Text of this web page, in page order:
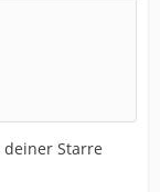
Starre